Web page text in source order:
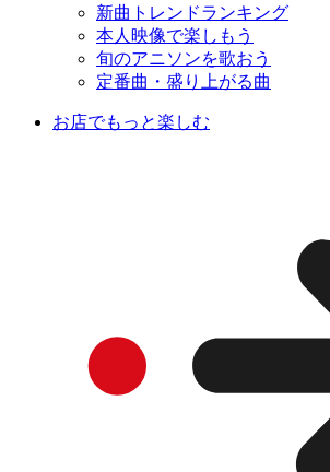
新曲トレンドランキング
本人映像で楽しもう
旬のアニソンを歌おう
定番曲・盛り上がる曲
お店でもっと楽しむ